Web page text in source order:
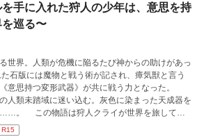
だが、自棄（やけ）になりかけていたキリクとは
の女は、まだ望みを捨ててはいなかった。 魔族
ナは言う。 「魔王を弑（しい）してその地位を
思わず息を呑んだキリクに、ダーナは力を貸して
込む。ダーナは、敵として戦った経験から、キ
勇者以上に理解していた。キリクもまた、破滅
したことで、ダーナが型破りな魔族であることを
かくして、二人は誓い合う。身勝手な勇者ども
げ、その功績で魔王軍の中をのし上がり、最後
殺してその地位を奪おうと。 そのための武器は
手に入れた狩人の少年は、意思を持
巡る〜
世界。人類が危機に陥るたび神からの助けがあっ
意思持つ変形武器》が共に戦う力となった。
人類未踏域に迷い込む。灰色に染まった天成器を
を旅して未
R15